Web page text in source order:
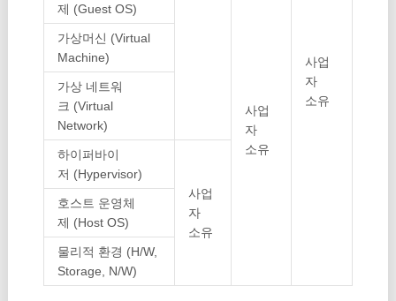
사업
자
소유
제 (Guest OS)
사업
자
소유
가상머신 (Virtual
Machine)
가상 네트워
크 (Virtual
Network)
하이퍼바이
저 (Hypervisor)
사업
자
소유
호스트 운영체
제 (Host OS)
물리적 환경 (H/W,
Storage, N/W)